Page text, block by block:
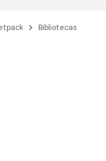
Bibliotecas